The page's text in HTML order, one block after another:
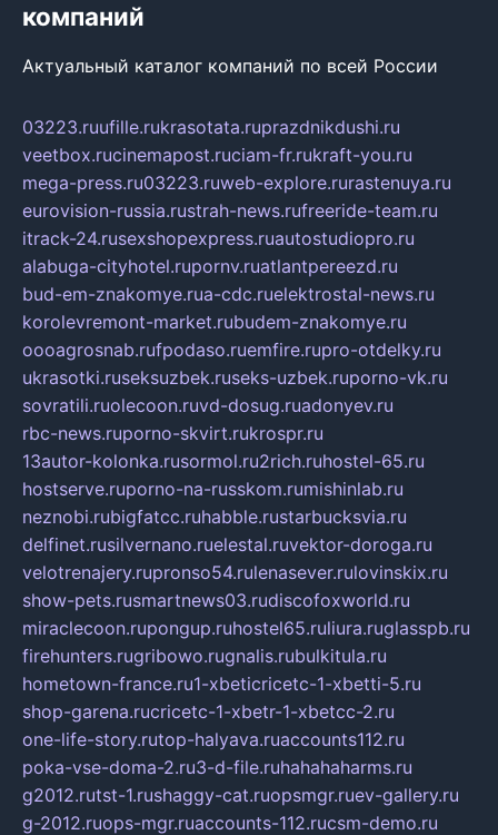
компаний
Актуальный каталог компаний по всей России
03223.ruufille.rukrasotata.ruprazdnikdushi.ru
veetbox.rucinemapost.ruciam-fr.rukraft-you.ru
mega-press.ru03223.ruweb-explore.rurastenuya.ru
eurovision-russia.rustrah-news.rufreeride-team.ru
itrack-24.rusexshopexpress.ruautostudiopro.ru
alabuga-cityhotel.rupornv.ruatlantpereezd.ru
bud-em-znakomye.rua-cdc.ruelektrostal-news.ru
korolevremont-market.rubudem-znakomye.ru
oooagrosnab.rufpodaso.ruemfire.rupro-otdelky.ru
ukrasotki.ruseksuzbek.ruseks-uzbek.ruporno-vk.ru
sovratili.ruolecoon.ruvd-dosug.ruadonyev.ru
rbc-news.ruporno-skvirt.rukrospr.ru
13autor-kolonka.rusormol.ru2rich.ruhostel-65.ru
hostserve.ruporno-na-russkom.rumishinlab.ru
neznobi.rubigfatcc.ruhabble.rustarbucksvia.ru
delfinet.rusilvernano.ruelestal.ruvektor-doroga.ru
velotrenajery.rupronso54.rulenasever.rulovinskix.ru
show-pets.rusmartnews03.rudiscofoxworld.ru
miraclecoon.rupongup.ruhostel65.ruliura.ruglasspb.ru
firehunters.rugribowo.rugnalis.rubulkitula.ru
hometown-france.ru1-xbeticricetc-1-xbetti-5.ru
shop-garena.rucricetc-1-xbetr-1-xbetcc-2.ru
one-life-story.rutop-halyava.ruaccounts112.ru
poka-vse-doma-2.ru3-d-file.ruhahahaharms.ru
g2012.rutst-1.rushaggy-cat.ruopsmgr.ruev-gallery.ru
g-2012.ruops-mgr.ruaccounts-112.rucsm-demo.ru